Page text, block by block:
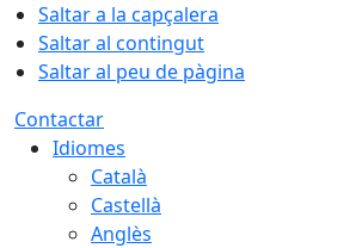
Saltar a la capçalera
Saltar al contingut
Saltar al peu de pàgina
Contactar
Idiomes
Català
Castellà
Anglès